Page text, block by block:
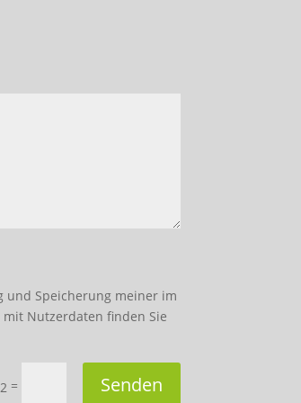
und Speicherung meiner im
Nutzerdaten finden Sie
= Senden